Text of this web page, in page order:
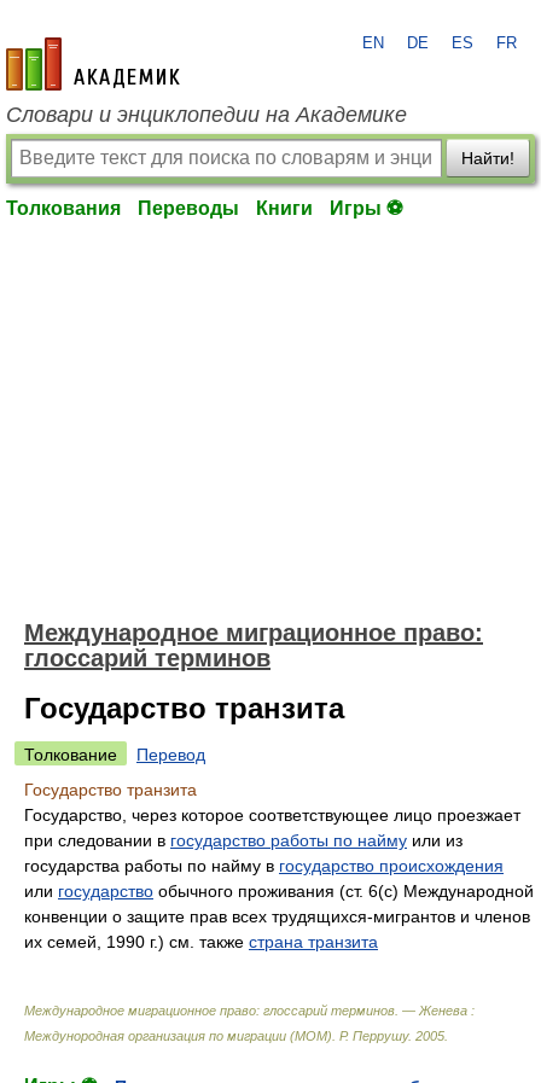
academic.ru
EN DE ES FR
Словари и энциклопедии на Академике
Найти!
Толкования Переводы Книги Игры ⚽
Международное миграционное право:
глоссарий терминов
Государство транзита
Толкование
Перевод
Государство транзита
Государство, через которое соответствующее лицо проезжает
при следовании в государство работы по найму или из
государства работы по найму в государство происхождения
или государство обычного проживания (ст. 6(с) Международной
конвенции о защите прав всех трудящихся-мигрантов и членов
их семей, 1990 г.) см. также страна транзита
Международное миграционное право: глоссарий терминов. — Женева :
Междунородная организация по миграции (МОМ) Р. Перрушу. 2005